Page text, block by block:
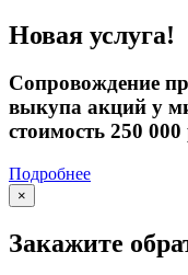
Новая услуга!
Сопровождение
выкупа акций у
стоимость 250 000
Подробнее
×
Закажите